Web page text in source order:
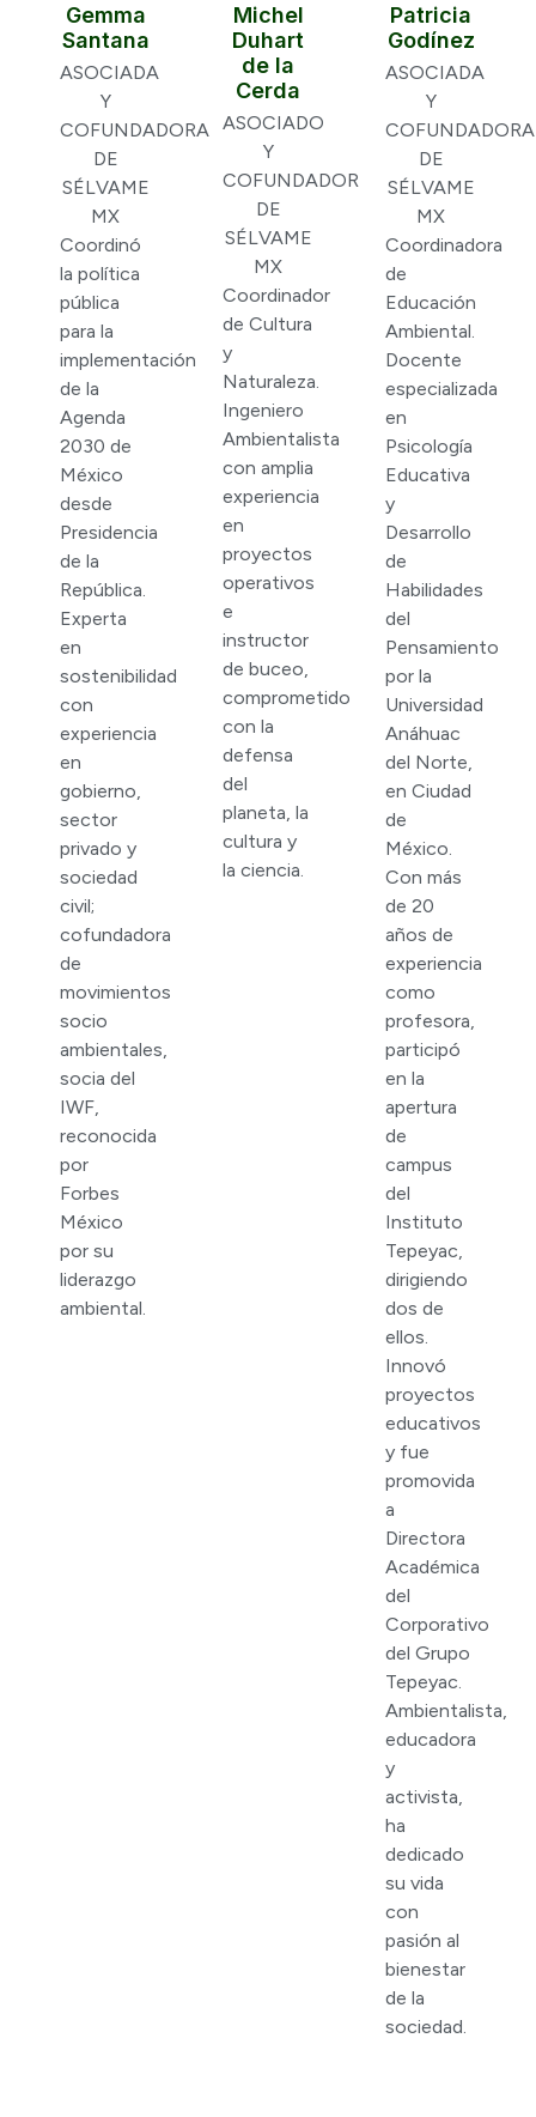
Gemma
Santana
ASOCIADA
Y
COFUNDADORA
DE
SÉLVAME
MX
Coordinó
la política
pública
para la
implementación
de la
Agenda
2030 de
México
desde
Presidencia
de la
República.
Experta
en
sostenibilidad
con
experiencia
en
gobierno,
sector
privado y
sociedad
civil;
cofundadora
de
movimientos
socio
ambientales,
socia del
IWF,
reconocida
por
Forbes
México
por su
liderazgo
ambiental.
Michel
Duhart
de la
Cerda
ASOCIADO
Y
COFUNDADOR
DE
SÉLVAME
MX
Coordinador
de Cultura
y
Naturaleza.
Ingeniero
Ambientalista
con amplia
experiencia
en
proyectos
operativos
e
instructor
de buceo,
comprometido
con la
defensa
del
planeta, la
cultura y
la ciencia.
Patricia
Godínez
ASOCIADA
Y
COFUNDADORA
DE
SÉLVAME
MX
Coordinadora
de
Educación
Ambiental.
Docente
especializada
en
Psicología
Educativa
y
Desarrollo
de
Habilidades
del
Pensamiento
por la
Universidad
Anáhuac
del Norte,
en Ciudad
de
México.
Con más
de 20
años de
experiencia
como
profesora,
participó
en la
apertura
de
campus
del
Instituto
Tepeyac,
dirigiendo
dos de
ellos.
Innovó
proyectos
educativos
y fue
promovida
a
Directora
Académica
del
Corporativo
del Grupo
Tepeyac.
Ambientalista,
educadora
y
activista,
ha
dedicado
su vida
con
pasión al
bienestar
de la
sociedad.